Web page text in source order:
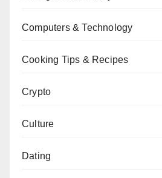
Computers & Technology
Cooking Tips & Recipes
Crypto
Culture
Dating